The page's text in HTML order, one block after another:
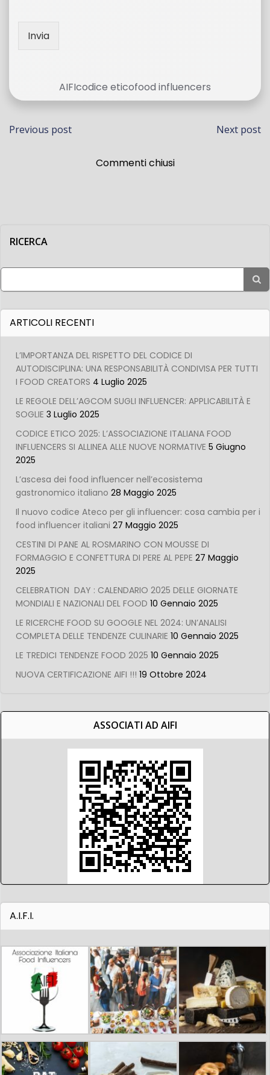
Invia
AIFIcodice eticofood influencers
Navigazione
Previous post Next post
Commenti chiusi
RICERCA
Search
for:
ARTICOLI RECENTI
L’IMPORTANZA DEL RISPETTO DEL CODICE DI
AUTODISCIPLINA: UNA RESPONSABILITÀ CONDIVISA PER TUTTI
I FOOD CREATORS 4 Luglio 2025
LE REGOLE DELL’AGCOM SUGLI INFLUENCER: APPLICABILITÀ E
SOGLIE 3 Luglio 2025
CODICE ETICO 2025: L’ASSOCIAZIONE ITALIANA FOOD
INFLUENCERS SI ALLINEA ALLE NUOVE NORMATIVE 5 Giugno
2025
L’ascesa dei food influencer nell’ecosistema
gastronomico italiano 28 Maggio 2025
Il nuovo codice Ateco per gli influencer: cosa cambia per i
food influencer italiani 27 Maggio 2025
CESTINI DI PANE AL ROSMARINO CON MOUSSE DI
FORMAGGIO E CONFETTURA DI PERE AL PEPE 27 Maggio
2025
CELEBRATION DAY : CALENDARIO 2025 DELLE GIORNATE
MONDIALI E NAZIONALI DEL FOOD 10 Gennaio 2025
LE RICERCHE FOOD SU GOOGLE NEL 2024: UN’ANALISI
COMPLETA DELLE TENDENZE CULINARIE 10 Gennaio 2025
LE TREDICI TENDENZE FOOD 2025 10 Gennaio 2025
NUOVA CERTIFICAZIONE AIFI !!! 19 Ottobre 2024
ASSOCIATI AD AIFI
A.I.F.I.